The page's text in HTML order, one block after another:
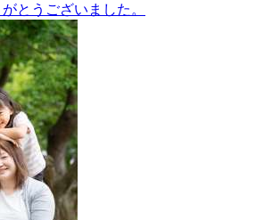
とうございました。